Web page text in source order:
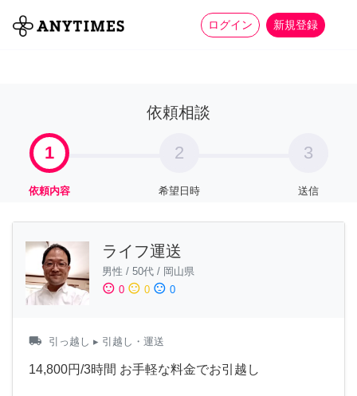
ログイン 新規登録
全て 家事 more_horiz
依頼相談
1
依頼内容
2
希望日時
3
送信
ライフ運送
男性 / 50代 / 岡山県
sentiment_satisfied 0 sentiment_neutral 0 sentiment_dissatisfied 0
local_shipping 引っ越し ▸ 引越し・運送
14,800円/3時間 お手軽な料金でお引越し